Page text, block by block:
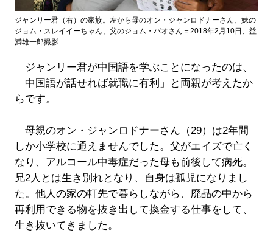
ジャンリー君（右）の家族。左から母のオン・ジャンロドナーさん、妹の
ジョム・スレイイーちゃん、父のジョム・バオさん＝2018年2月10日、益
満雄一郎撮影
ジャンリー君が中国語を学ぶことになったのは、
「中国語が話せれば就職に有利」と両親が考えたか
らです。
母親のオン・ジャンロドナーさん（29）は2年間
しか小学校に通えませんでした。父がエイズで亡く
なり、アルコール中毒症だった母も前後して病死。
兄2人とは生き別れとなり、自身は孤児になりまし
た。他人の家の軒先で暮らしながら、廃品の中から
再利用できる物を抜き出して換金する仕事をして、
生き抜いてきました。